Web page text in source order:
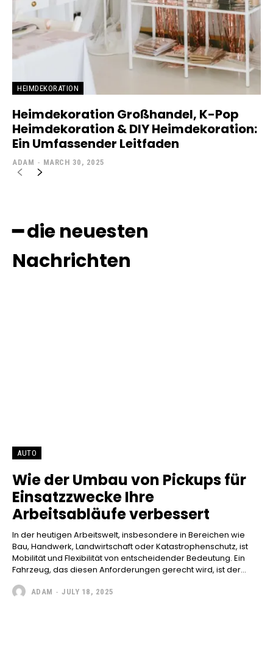
HEIMDEKORATION
Heimdekoration Großhandel, K-Pop
Heimdekoration & DIY Heimdekoration:
Ein Umfassender Leitfaden
ADAM - MARCH 30, 2025
━ die neuesten
Nachrichten
AUTO
Wie der Umbau von Pickups für
Einsatzzwecke Ihre
Arbeitsabläufe verbessert
In der heutigen Arbeitswelt, insbesondere in Bereichen wie
Bau, Handwerk, Landwirtschaft oder Katastrophenschutz, ist
Mobilität und Flexibilität von entscheidender Bedeutung. Ein
Fahrzeug, das diesen Anforderungen gerecht wird, ist der...
ADAM - JULY 18, 2025